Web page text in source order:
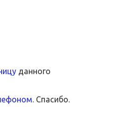
данного
. Спасибо.